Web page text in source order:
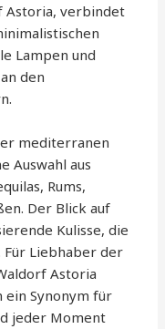
Astoria, verbindet
Lampen und
den
mediterranen
Auswahl aus
Rums,
Der Blick auf
Kulisse, die
Für Liebhaber der
Astoria
ein Synonym für
jeder Moment